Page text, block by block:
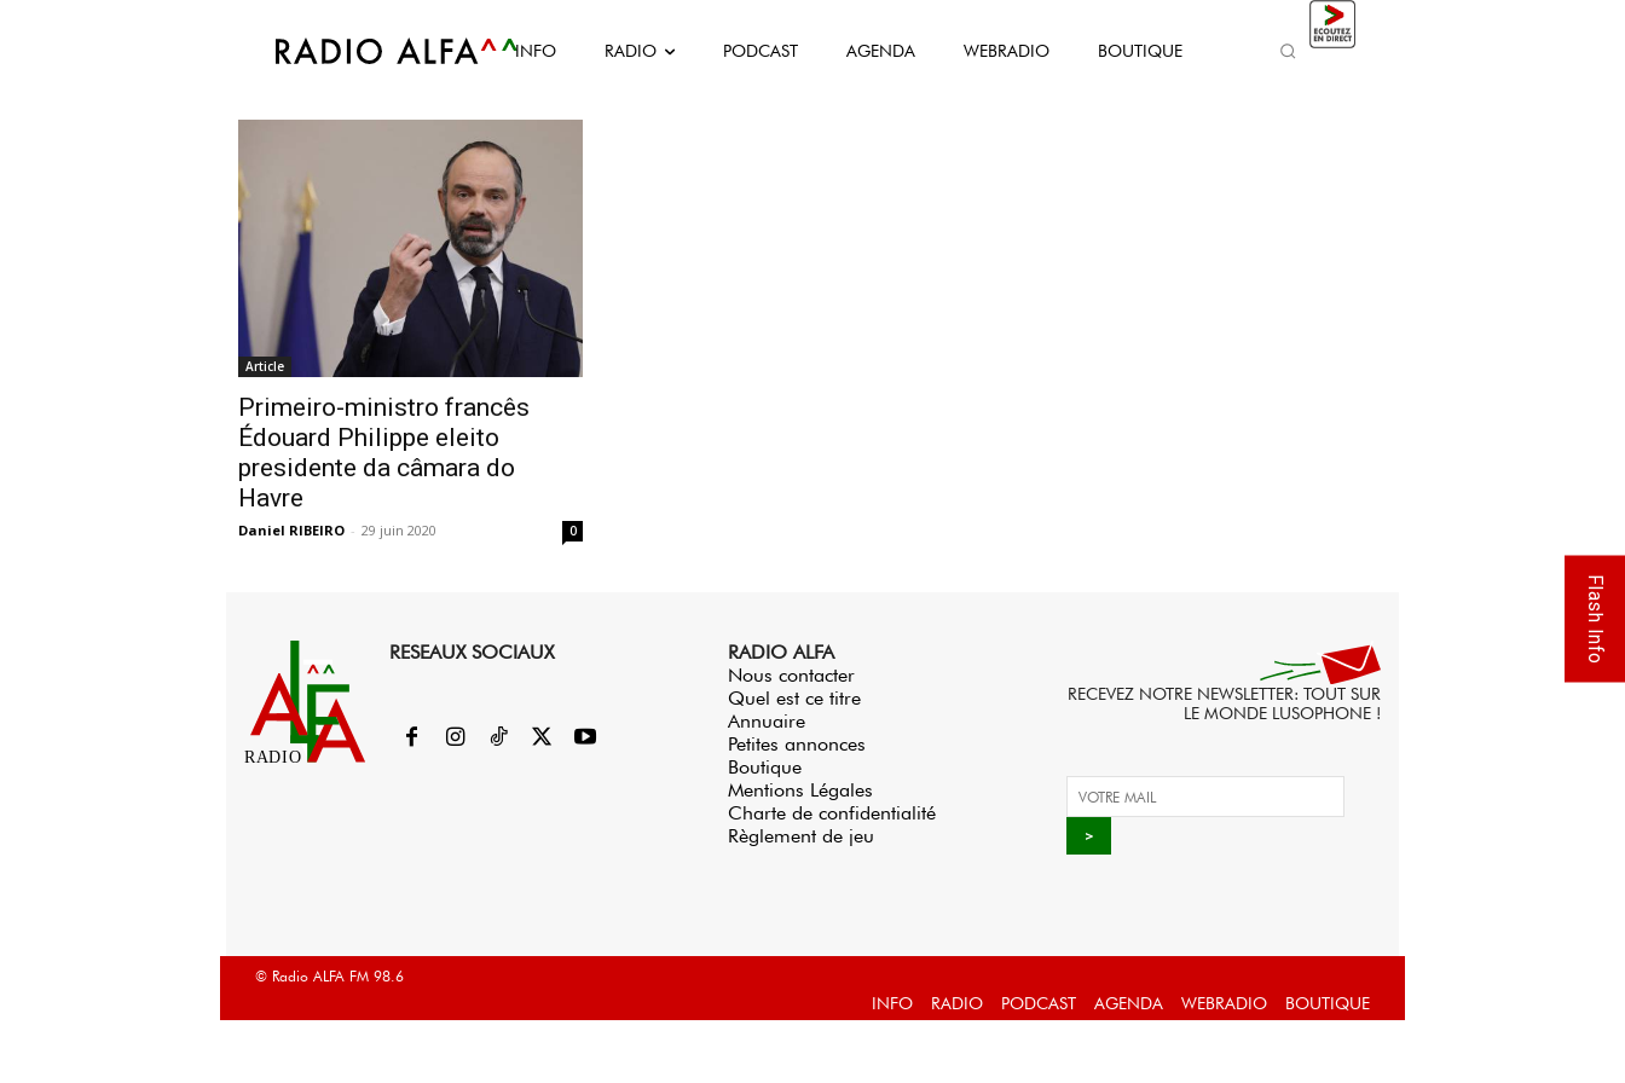
INFO RADIO PODCAST AGENDA WEBRADIO BOUTIQUE
Accueil Tags Le Havre
Tag: Le Havre
Article
Primeiro-ministro francês
Édouard Philippe eleito
presidente da câmara do
Havre
Daniel RIBEIRO - 29 juin 2020 0
RADIO
RESEAUX SOCIAUX
RADIO ALFA
Nous contacter
Quel est ce titre
Annuaire
Petites annonces
Boutique
Mentions Légales
Charte de confidentialité
Règlement de jeu
RECEVEZ NOTRE NEWSLETTER: TOUT SUR
LE MONDE LUSOPHONE !
© Radio ALFA FM 98.6
INFO RADIO PODCAST AGENDA WEBRADIO BOUTIQUE
Flash Info